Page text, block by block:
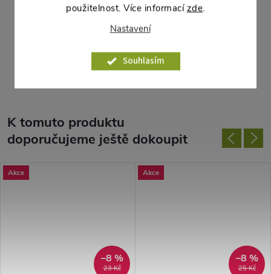
použitelnost. Více informací zde.
Nastavení
Souhlasím
hadice pomocí universálního děrovače. Postup při napojování
kapkovače je identický jako při napojování postřikovače.
K tomuto produktu
doporučujeme ještě dokoupit
Akce
23 Kč
–8 %
Akce
25 Kč
–8 %